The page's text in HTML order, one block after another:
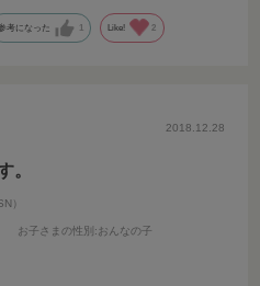
考になった Like! 2
2018.12.28
。
）
お子さまの性別 :おんなの子